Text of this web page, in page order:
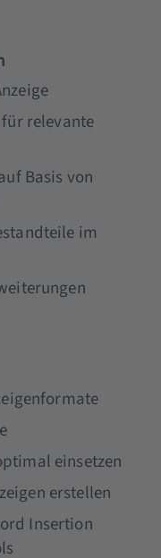
relevante
Basis von
im
einsetzen
erstellen
Insertion